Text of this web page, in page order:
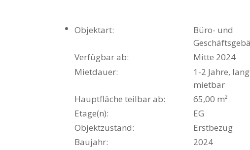
Objektart:
Büro- und
Verfügbar ab:
Mitte 2024
Mietdauer:
1-2 Jahre,
mietbar
Hauptfläche teilbar ab:
65,00 m²
Etage(n):
EG
Objektzustand:
Erstbezug
Baujahr:
2024